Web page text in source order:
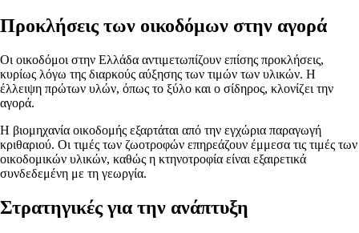
Προκλήσεις των οικοδόμων στην αγορά
Οι οικοδόμοι στην Ελλάδα αντιμετωπίζουν επίσης προκλήσεις,
κυρίως λόγω της διαρκούς αύξησης των τιμών των υλικών. Η
έλλειψη πρώτων υλών, όπως το ξύλο και ο σίδηρος, κλονίζει την
αγορά.
Η βιομηχανία οικοδομής εξαρτάται από την εγχώρια παραγωγή
κριθαριού. Οι τιμές των ζωοτροφών επηρεάζουν έμμεσα τις τιμές των
οικοδομικών υλικών, καθώς η κτηνοτροφία είναι εξαιρετικά
συνδεδεμένη με τη γεωργία.
Στρατηγικές για την ανάπτυξη